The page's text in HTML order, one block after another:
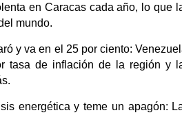
en Caracas cada año, lo que
mundo.
y va en el 25 por ciento:
tasa de inflación de la región y
energética y teme un apagón: